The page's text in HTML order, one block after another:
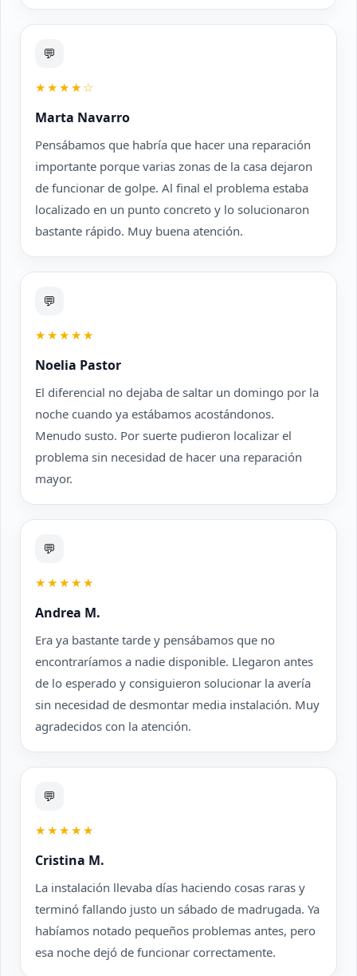
💬
★★★★☆
Marta Navarro
Pensábamos que habría que hacer una reparación
importante porque varias zonas de la casa dejaron
de funcionar de golpe. Al final el problema estaba
localizado en un punto concreto y lo solucionaron
bastante rápido. Muy buena atención.
💬
★★★★★
Noelia Pastor
El diferencial no dejaba de saltar un domingo por la
noche cuando ya estábamos acostándonos.
Menudo susto. Por suerte pudieron localizar el
problema sin necesidad de hacer una reparación
mayor.
💬
★★★★★
Andrea M.
Era ya bastante tarde y pensábamos que no
encontraríamos a nadie disponible. Llegaron antes
de lo esperado y consiguieron solucionar la avería
sin necesidad de desmontar media instalación. Muy
agradecidos con la atención.
💬
★★★★★
Cristina M.
La instalación llevaba días haciendo cosas raras y
terminó fallando justo un sábado de madrugada. Ya
habíamos notado pequeños problemas antes, pero
esa noche dejó de funcionar correctamente.